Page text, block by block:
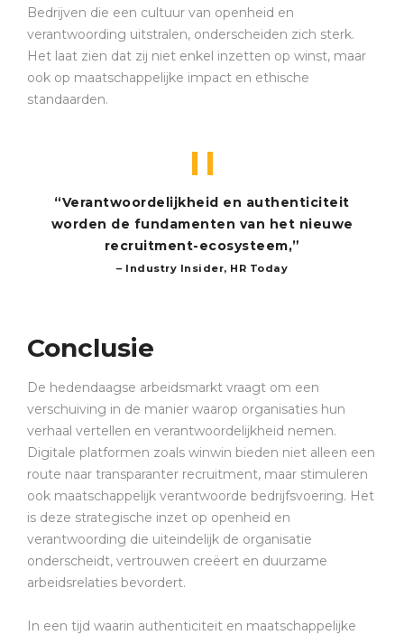
Bedrijven die een cultuur van openheid en
verantwoording uitstralen, onderscheiden zich sterk.
Het laat zien dat zij niet enkel inzetten op winst, maar
ook op maatschappelijke impact en ethische
standaarden.
“Verantwoordelijkheid en authenticiteit
worden de fundamenten van het nieuwe
recruitment-ecosysteem,”
– Industry Insider, HR Today
Conclusie
De hedendaagse arbeidsmarkt vraagt om een
verschuiving in de manier waarop organisaties hun
verhaal vertellen en verantwoordelijkheid nemen.
Digitale platformen zoals winwin bieden niet alleen een
route naar transparanter recruitment, maar stimuleren
ook maatschappelijk verantwoorde bedrijfsvoering. Het
is deze strategische inzet op openheid en
verantwoording die uiteindelijk de organisatie
onderscheidt, vertrouwen creëert en duurzame
arbeidsrelaties bevordert.
In een tijd waarin authenticiteit en maatschappelijke